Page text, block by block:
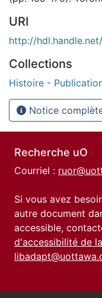
URI
http://
Collections
Histoire -
Notice
Recherche uO
Courriel :
Si vous avez
autre document
accessible,
d'accessibilité de